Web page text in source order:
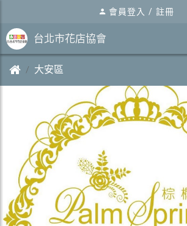
會員登入 / 註冊
台北市花店協會
大安區